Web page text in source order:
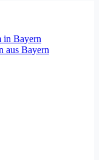
in Bayern
aus Bayern